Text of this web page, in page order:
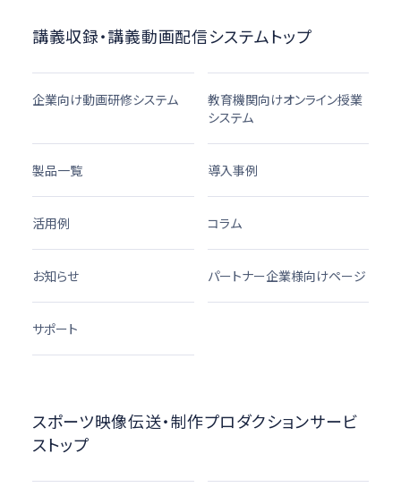
講義収録・講義動画配信システムトップ
企業向け動画研修システム
教育機関向けオンライン授業
システム
製品一覧 導入事例
活用例 コラム
お知らせ パートナー企業様向けページ
サポート
スポーツ映像伝送・制作プロダクションサービ
ストップ